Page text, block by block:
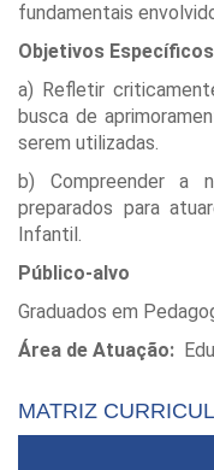
fundamentais
Objetivos Específicos
a) Refletir
busca de
serem utilizadas.
b) Compreender a
preparados para
Infantil.
Público-alvo
Graduados em
Área de Atuação:
MATRIZ